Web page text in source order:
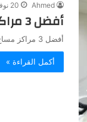
Ahmed 20 نوفمبر، 2022
أفضل 3 مراكز مساج غرب الرياض
أفضل 3 مراكز مساج غرب الرياض يعتبر مراكز المساج غرب مدينة الرياض الأهم والأكثر طلبا من الجميع لعمل مساج وتدليك…
أكمل القراءة »